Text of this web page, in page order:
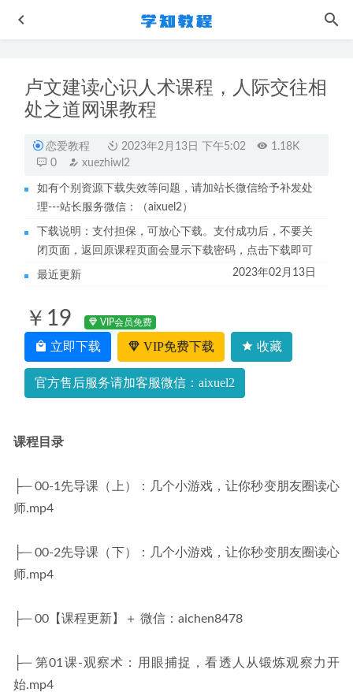
卢文建读心识人术课程，人际交往相
处之道网课教程
恋爱教程 2023年2月13日 下午5:02
1.18K
0
xuezhiwl2
如有个别资源下载失效等问题，请加站长微信给予补发处
理---站长服务微信：（aixuel2）
下载说明：支付担保，可放心下载。支付成功后，不要关
闭页面，返回原课程页面会显示下载密码，点击下载即可
最近更新 2023年02月13日
￥19 VIP会员免费
立即下载 VIP免费下载 收藏
官方售后服务请加客服微信：aixuel2
课程目录
├─ 00-1先导课（上）：几个小游戏，让你秒变朋友圈读心
师.mp4
├─ 00-2先导课（下）：几个小游戏，让你秒变朋友圈读心
师.mp4
├─ 00【课程更新】＋ 微信：aichen8478
├─ 第01课-观察术：用眼捕捉，看透人从锻炼观察力开
始.mp4
高中历史重要概念＋时间轴梳理, 3分钟搞定知识体系 2022-
08-15
高中生物网课教程2023周芳煜高三生物视频教学
2022-09-21
大学数学网课教程2022考研最强密训数学终极密训班教学视
频+历年真题讲义
寒春班
2023-06-21
23年乐学任春磊2023高二生物视频教程（暑假班+秋季班）
2023-03-30